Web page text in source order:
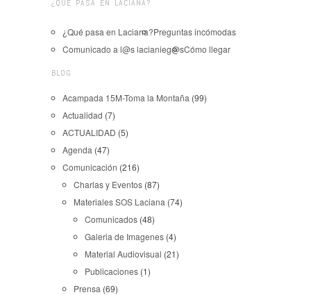
¿QUÉ PASA EN LACIANA?
¿Qué pasa en Laciana?Preguntas incómodas
Comunicado a l@s lacianieg@sCómo llegar
BLOG
Acampada 15M-Toma la Montaña (99)
Actualidad (7)
ACTUALIDAD (5)
Agenda (47)
Comunicación (216)
Charlas y Eventos (87)
Materiales SOS Laciana (74)
Comunicados (48)
Galeria de Imagenes (4)
Material Audiovisual (21)
Publicaciones (1)
Prensa (69)